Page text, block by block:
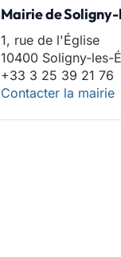
Mairie de
1, rue de l'Église
10400 Soligny-les-
+33 3 25 39 21 76
Contacter la mairie